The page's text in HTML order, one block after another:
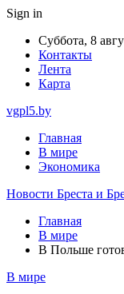
Sign in
Суббота, 8
Контакты
Лента
Карта
vgpl5.by
Главная
В мире
Экономика
Новости Бреста и
Главная
В мире
В Польше
В мире